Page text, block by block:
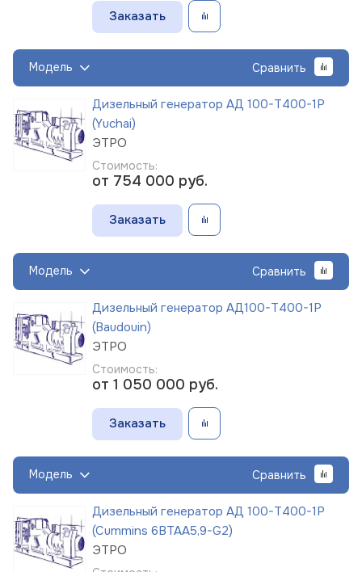
Заказать
Модель Сравнить
Дизельный генератор АД 100-Т400-1Р
(Yuchai)
ЭТРО
Стоимость:
от 754 000 руб.
Заказать
Модель Сравнить
Дизельный генератор АД100-Т400-1Р
(Baudouin)
ЭТРО
Стоимость:
от 1 050 000 руб.
Заказать
Модель Сравнить
Дизельный генератор АД 100-Т400-1Р
(Cummins 6BTAA5,9-G2)
ЭТРО